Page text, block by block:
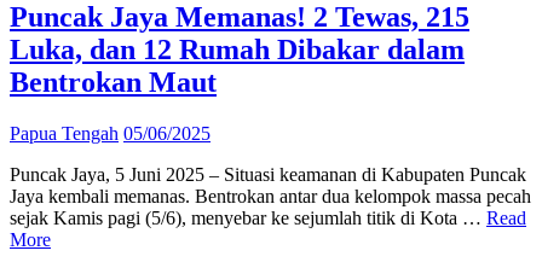
Puncak Jaya Memanas! 2 Tewas, 215
Luka, dan 12 Rumah Dibakar dalam
Bentrokan Maut
Papua Tengah 05/06/2025
Puncak Jaya, 5 Juni 2025 – Situasi keamanan di Kabupaten Puncak
Jaya kembali memanas. Bentrokan antar dua kelompok massa pecah
sejak Kamis pagi (5/6), menyebar ke sejumlah titik di Kota … Read
More